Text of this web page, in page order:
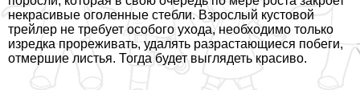
некрасивые оголенные стeбли. Взрослый кустовой
трейлер не требует особого ухода, необходимо только
изредка прореживать, удалять разрастающиеся побеги,
отмершие листья. Тогда будет выглядеть красиво.